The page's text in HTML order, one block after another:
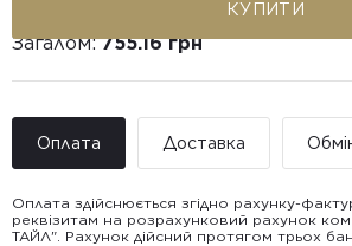
КУПИТИ
Загалом:755.16 грн
Оплата Доставка
Оплата здійснюється згідно рахунку-
реквізитам на розрахунковий рахунок
ТАЙЛ". Рахунок дійсний протягом трьох